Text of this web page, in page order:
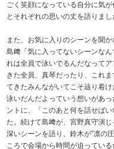
ごく笑顔になっている自分に気
とそれぞれの思いの丈を語りまし
また、お気に入りのシーンを聞か
島﨑「気に入ってないシーンな
れは全員で泳いでるんだなって
きた全員、真琴だったり、これ
てきたみんながいてこそ辿り着
泳いだんだよっていう想いがあ
ントに、「このあと何を話せば
た。続けて島﨑が、宮野真守演
深いシーンを語り、鈴木が”凛の
ころで会場から時間が迫ってい